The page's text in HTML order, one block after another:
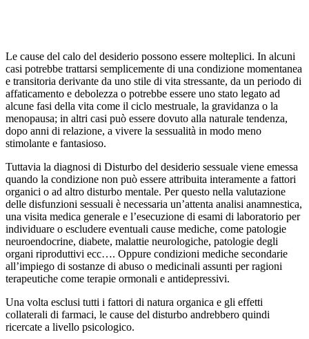
Le cause del calo del desiderio possono essere molteplici. In alcuni
casi potrebbe trattarsi semplicemente di una condizione momentanea
e transitoria derivante da uno stile di vita stressante, da un periodo di
affaticamento e debolezza o potrebbe essere uno stato legato ad
alcune fasi della vita come il ciclo mestruale, la gravidanza o la
menopausa; in altri casi può essere dovuto alla naturale tendenza,
dopo anni di relazione, a vivere la sessualità in modo meno
stimolante e fantasioso.
Tuttavia la diagnosi di Disturbo del desiderio sessuale viene emessa
quando la condizione non può essere attribuita interamente a fattori
organici o ad altro disturbo mentale. Per questo nella valutazione
delle disfunzioni sessuali è necessaria un’attenta analisi anamnestica,
una visita medica generale e l’esecuzione di esami di laboratorio per
individuare o escludere eventuali cause mediche, come patologie
neuroendocrine, diabete, malattie neurologiche, patologie degli
organi riproduttivi ecc…. Oppure condizioni mediche secondarie
all’impiego di sostanze di abuso o medicinali assunti per ragioni
terapeutiche come terapie ormonali e antidepressivi.
Una volta esclusi tutti i fattori di natura organica e gli effetti
collaterali di farmaci, le cause del disturbo andrebbero quindi
ricercate a livello psicologico.